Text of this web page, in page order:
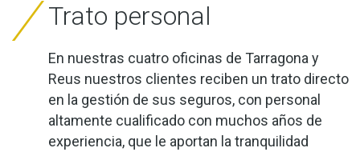
Trato personal
En nuestras cuatro oficinas de Tarragona y
Reus nuestros clientes reciben un trato directo
en la gestión de sus seguros, con personal
altamente cualificado con muchos años de
experiencia, que le aportan la tranquilidad